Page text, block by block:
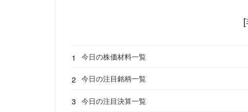
今日の株価材料一覧
今日の注目銘柄一覧
今日の注目決算一覧